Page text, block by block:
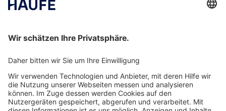
Datenschutzerklärung
AGB
Newsletter
Media News